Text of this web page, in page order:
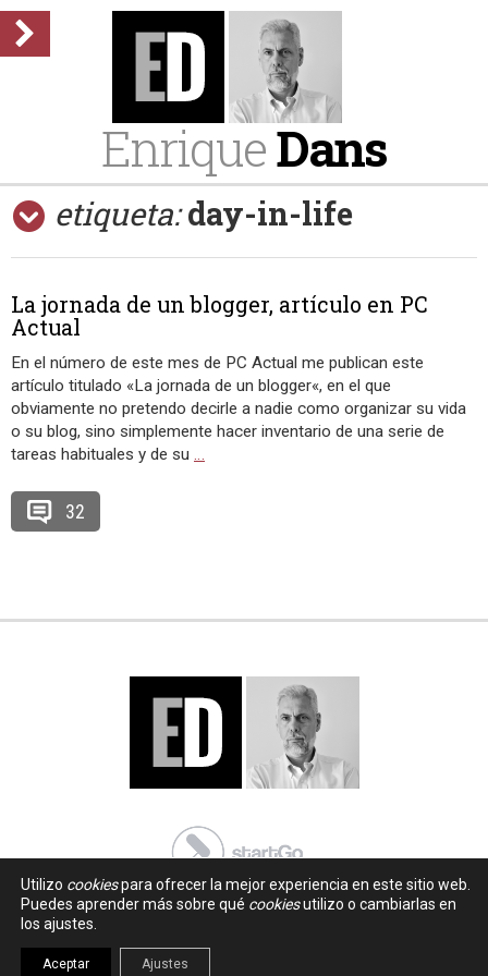
EnriqueDans
etiqueta: day-in-life
La jornada de un blogger, artículo en PC
Actual
En el número de este mes de PC Actual me publican este
artículo titulado «La jornada de un blogger«, en el que
obviamente no pretendo decirle a nadie como organizar su vida
o su blog, sino simplemente hacer inventario de una serie de
tareas habituales y de su …
32
Utilizo cookiespara ofrecer la mejor experiencia en este sitio web.
Puedes aprender más sobre qué cookiesutilizo o cambiarlas en
los ajustes.
Aceptar Ajustes